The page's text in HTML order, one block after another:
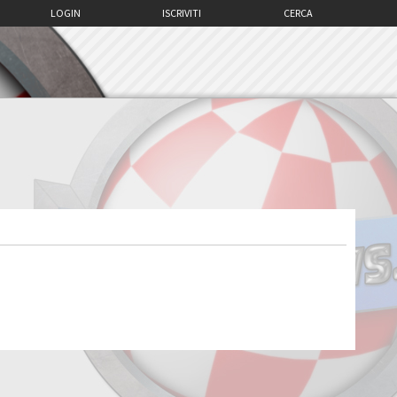
CERCA
ISCRIVITI
LOGIN